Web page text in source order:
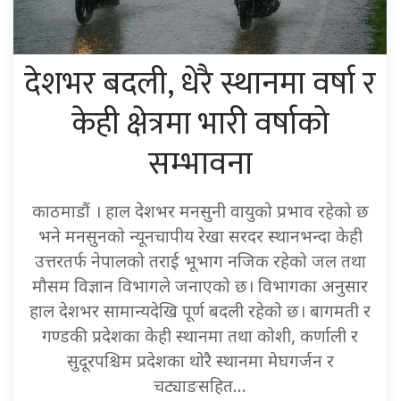
देशभर बदली, धेरै स्थानमा वर्षा र
केही क्षेत्रमा भारी वर्षाको
सम्भावना
काठमाडौं । हाल देशभर मनसुनी वायुको प्रभाव रहेको छ
भने मनसुनको न्यूनचापीय रेखा सरदर स्थानभन्दा केही
उत्तरतर्फ नेपालको तराई भूभाग नजिक रहेको जल तथा
मौसम विज्ञान विभागले जनाएको छ। विभागका अनुसार
हाल देशभर सामान्यदेखि पूर्ण बदली रहेको छ। बागमती र
गण्डकी प्रदेशका केही स्थानमा तथा कोशी, कर्णाली र
सुदूरपश्चिम प्रदेशका थोरै स्थानमा मेघगर्जन र
चट्याङसहित…